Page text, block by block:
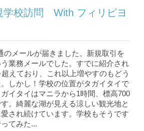
学校訪問 With フィリピヨ
のメールが届きました。新規取引を
業務メールでした。すでに紹介され
えており、これ以上増やすのもどう
しかし！学校の位置がタガイタイで
イタイはマニラから1時間、標高700
。綺麗な湖が見える涼しい観光地と
され続けています。学校もそうです
てみた...